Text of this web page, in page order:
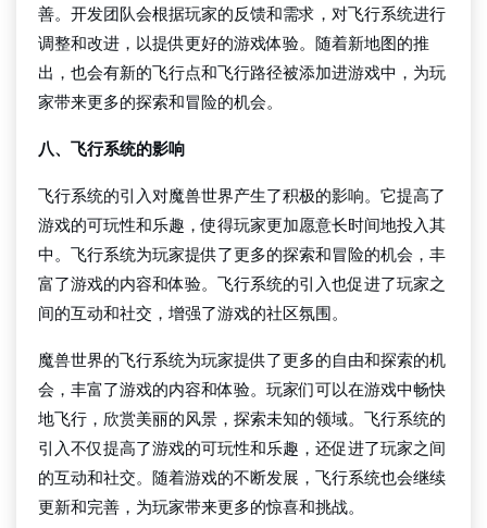
善。开发团队会根据玩家的反馈和需求，对飞行系统进行
调整和改进，以提供更好的游戏体验。随着新地图的推
出，也会有新的飞行点和飞行路径被添加进游戏中，为玩
家带来更多的探索和冒险的机会。
八、飞行系统的影响
飞行系统的引入对魔兽世界产生了积极的影响。它提高了
游戏的可玩性和乐趣，使得玩家更加愿意长时间地投入其
中。飞行系统为玩家提供了更多的探索和冒险的机会，丰
富了游戏的内容和体验。飞行系统的引入也促进了玩家之
间的互动和社交，增强了游戏的社区氛围。
魔兽世界的飞行系统为玩家提供了更多的自由和探索的机
会，丰富了游戏的内容和体验。玩家们可以在游戏中畅快
地飞行，欣赏美丽的风景，探索未知的领域。飞行系统的
引入不仅提高了游戏的可玩性和乐趣，还促进了玩家之间
的互动和社交。随着游戏的不断发展，飞行系统也会继续
更新和完善，为玩家带来更多的惊喜和挑战。